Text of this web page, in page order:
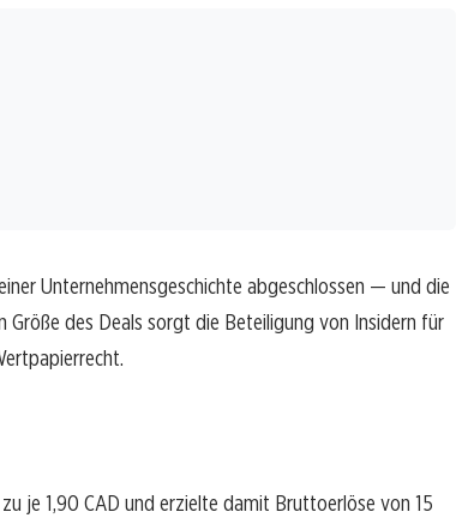
Unternehmensgeschichte abgeschlossen — und die
Größe des Deals sorgt die Beteiligung von Insidern für
je 1,90 CAD und erzielte damit Bruttoerlöse von 15